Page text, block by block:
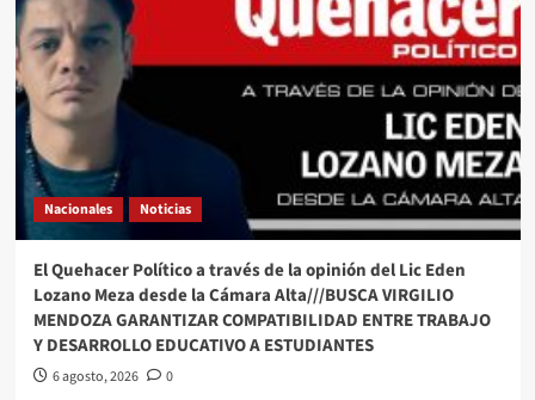
Nacionales Noticias
El Quehacer Político a través de la opinión del Lic Eden
Lozano Meza desde la Cámara Alta///BUSCA VIRGILIO
MENDOZA GARANTIZAR COMPATIBILIDAD ENTRE TRABAJO
Y DESARROLLO EDUCATIVO A ESTUDIANTES
6 agosto, 2026 0